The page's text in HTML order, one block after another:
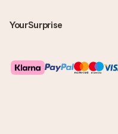
YourSurprise